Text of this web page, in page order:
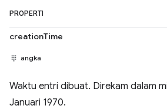
PROPERTI
creationTime
angka
Waktu entri dibuat. Direkam dalam
Januari 1970.